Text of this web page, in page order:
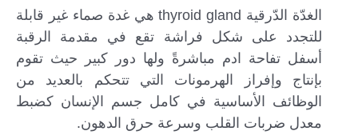
الغدّة الدّرقية thyroid gland هي غدة صماء غير قابلة
للتجدد على شكل فراشة تقع في مقدمة الرقبة
أسفل تفاحة ادم مباشرةً ولها دور كبير حيث تقوم
بإنتاج وإفراز الهرمونات التي تتحكم بالعديد من
الوظائف الأساسية في كامل جسم الإنسان كضبط
معدل ضربات القلب وسرعة حرق الدهون.